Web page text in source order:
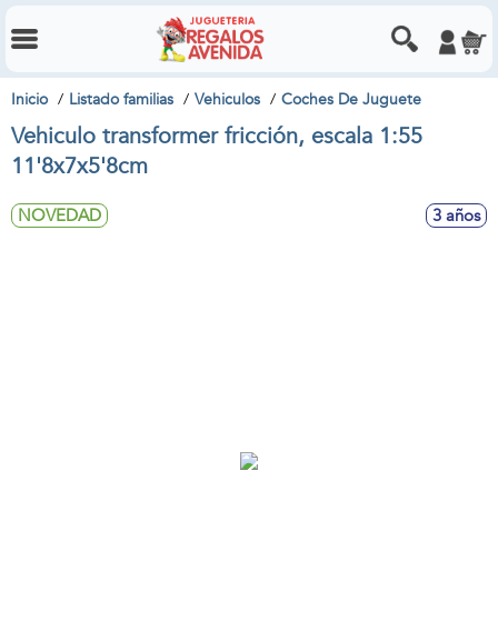
Inicio Listado familias Vehiculos Coches De Juguete
Vehiculo transformer fricción, escala 1:55
11'8x7x5'8cm
NOVEDAD 3 años